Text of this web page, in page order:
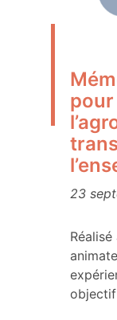
23
objectif